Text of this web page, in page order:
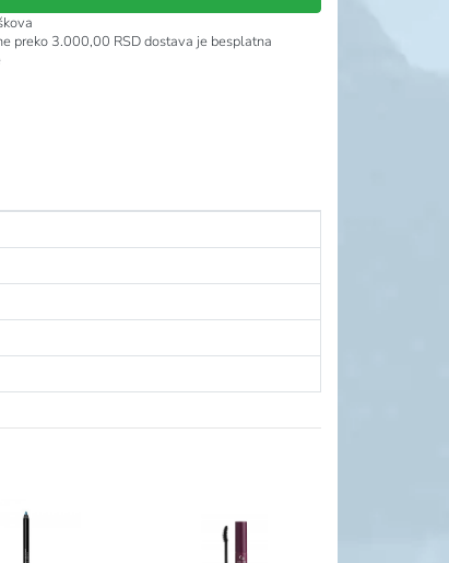
preko 3.000,00 RSD dostava je besplatna